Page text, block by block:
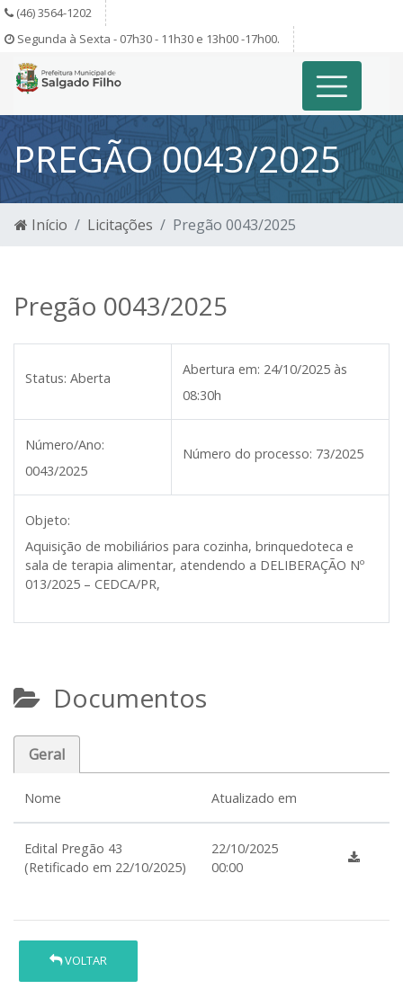
(46) 3564-1202
Segunda à Sexta - 07h30 - 11h30 e 13h00 -17h00.
PREGÃO 0043/2025
Início Licitações Pregão 0043/2025
Pregão 0043/2025
Status: Aberta
Abertura em: 24/10/2025 às
08:30h
Número/Ano:
0043/2025
Número do processo: 73/2025
Objeto:
Aquisição de mobiliários para cozinha, brinquedoteca e
sala de terapia alimentar, atendendo a DELIBERAÇÃO Nº
013/2025 – CEDCA/PR,
Documentos
Geral
Nome Atualizado em
Edital Pregão 43
(Retificado em 22/10/2025)
22/10/2025
00:00
VOLTAR